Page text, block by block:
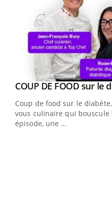
Youtube
COUP DE FOOD sur le
Coup de food sur le
vous culinaire qui bouscule
épisode, une ...